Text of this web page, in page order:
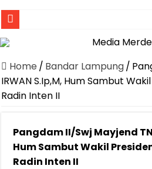
Muhammad Awaluddin: Ekosistem
Jasa Raharja Serahkan Santunan
Canangkan Desa TAPIS dan
Pemprov Lampung Berhasil
Dirut Jasa Raharja Dampingi
Pastikan Pelayanan Maksimal,
Home / Bandar Lampung/
IRWAN S.Ip,M, Hum Sambut
Radin Inten II
Pangdam II/Swj Mayjend
Hum Sambut Wakil
Radin Inten II